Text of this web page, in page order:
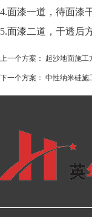
4.面漆一道，待面漆
5.面漆二道，干透后
上一个方案： 起沙地面施工
下一个方案： 中性纳米硅施